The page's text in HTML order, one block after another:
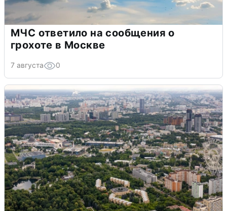
МЧС ответило на сообщения о
грохоте в Москве
7 августа 0